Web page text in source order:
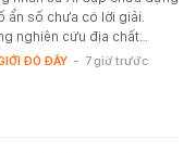
ẩn số chưa có lời giải.
nghiên cứu địa chất…
ĐÓ ĐÂY - 7 giờ trước